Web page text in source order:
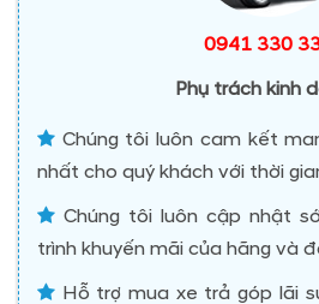
0941 330
Phụ trách kinh
Chúng tôi luôn cam kết
nhất cho quý khách với thời
Chúng tôi luôn cập nhật
trình khuyến mãi của hãng và
Hỗ trợ mua xe trả góp lãi